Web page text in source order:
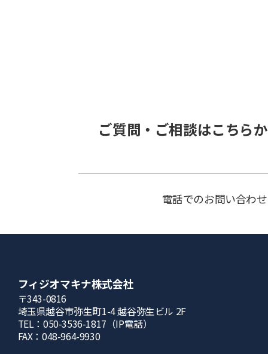
ご質問・ご相談はこちら
電話でのお問い合わ
フィジオマキナ株式会社
〒343-0816
埼⽟県越⾕市弥⽣町1-4 越⾕弥⽣ビル 2F
TEL：050-3536-1817（IP電話）
FAX：048-964-9930